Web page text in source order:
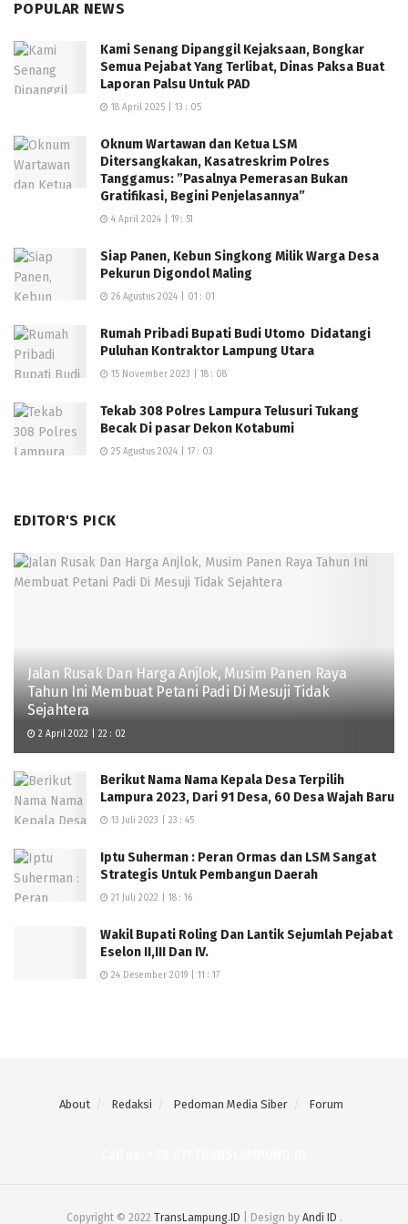
POPULAR NEWS
Kami Senang Dipanggil Kejaksaan, Bongkar
Semua Pejabat Yang Terlibat, Dinas Paksa Buat
Laporan Palsu Untuk PAD
18 April 2025 | 13 : 05
Oknum Wartawan dan Ketua LSM
Ditersangkakan, Kasatreskrim Polres
Tanggamus: ”Pasalnya Pemerasan Bukan
Gratifikasi, Begini Penjelasannya”
4 April 2024 | 19 : 51
Siap Panen, Kebun Singkong Milik Warga Desa
Pekurun Digondol Maling
26 Agustus 2024 | 01 : 01
Rumah Pribadi Bupati Budi Utomo Didatangi
Puluhan Kontraktor Lampung Utara
15 November 2023 | 18 : 08
Tekab 308 Polres Lampura Telusuri Tukang
Becak Di pasar Dekon Kotabumi
25 Agustus 2024 | 17 : 03
EDITOR'S PICK
Jalan Rusak Dan Harga Anjlok, Musim Panen Raya
Tahun Ini Membuat Petani Padi Di Mesuji Tidak
Sejahtera
2 April 2022 | 22 : 02
Berikut Nama Nama Kepala Desa Terpilih
Lampura 2023, Dari 91 Desa, 60 Desa Wajah Baru
13 Juli 2023 | 23 : 45
Iptu Suherman : Peran Ormas dan LSM Sangat
Strategis Untuk Pembangun Daerah
21 Juli 2022 | 18 : 16
Wakil Bupati Roling Dan Lantik Sejumlah Pejabat
Eselon II,III Dan IV.
24 Desember 2019 | 11 : 17
About Redaksi Pedoman Media Siber Forum
Copyright © 2022 TransLampung.ID | Design by Andi ID .